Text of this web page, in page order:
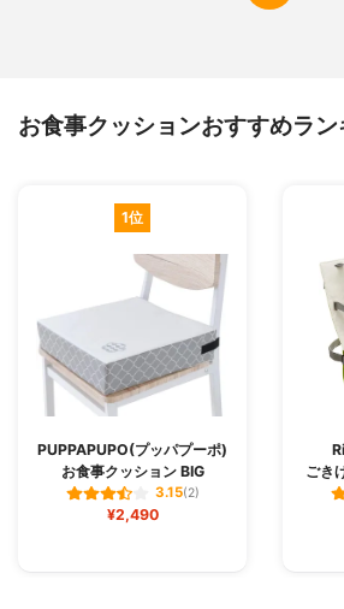
お食事クッションおすすめラ
1位
PUPPAPUPO(プッパプーポ)
お食事クッション BIG
3.15(2)
¥2,490
ごき